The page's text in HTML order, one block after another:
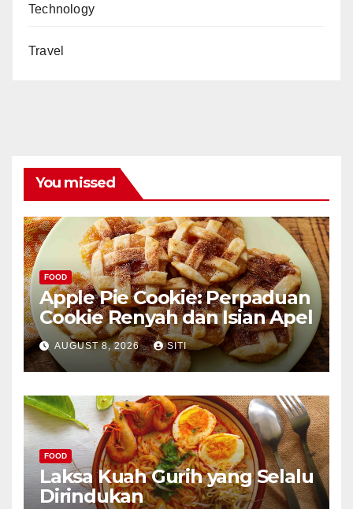
Technology
Travel
You missed
FOOD
Apple Pie Cookie: Perpaduan
Cookie Renyah dan Isian Apel
AUGUST 8, 2026 SITI
FOOD
Laksa Kuah Gurih yang Selalu
Dirindukan